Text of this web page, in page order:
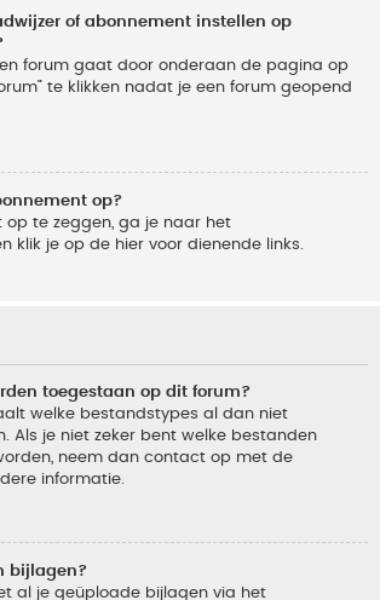
of abonnement instellen op
forum gaat door onderaan de pagina op
te klikken nadat je een forum geopend
op?
op te zeggen, ga je naar het
klik je op de hier voor dienende links.
toegestaan op dit forum?
welke bestandstypes al dan niet
Als je niet zeker bent welke bestanden
neem dan contact op met de
informatie.
bijlagen?
al je geüploade bijlagen via het